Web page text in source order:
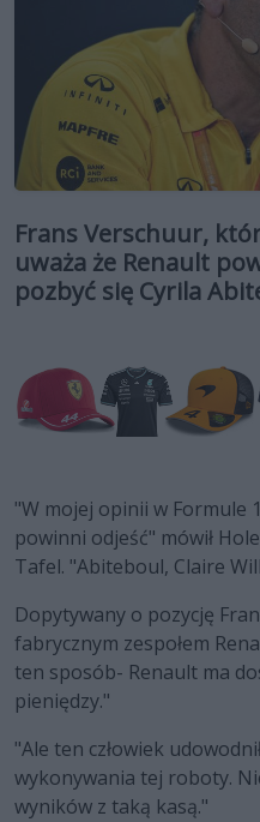
Frans Verschuur,
uważa że Renault
pozbyć się Cyrila
"W mojej opinii w Formule
powinni odjeść" mówił
Tafel. "Abiteboul, Claire
Dopytywany o pozycję
fabrycznym zespołem
ten sposób- Renault ma
pieniędzy."
"Ale ten człowiek
wykonywania tej roboty.
wyników z taką kasą."